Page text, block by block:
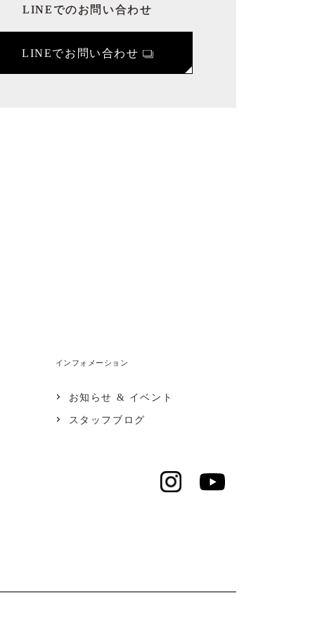
LINEでのお問い合わせ
LINEでお問い合わせ
インフォメーション
お知らせ & イベント
スタッフブログ